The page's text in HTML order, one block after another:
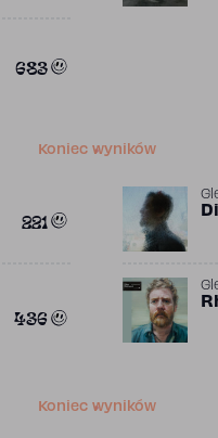
683
Koniec wyników
221
436
Koniec wyników